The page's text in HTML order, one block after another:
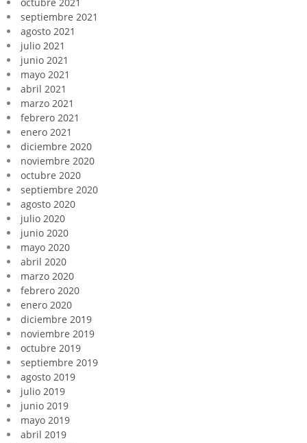
septiembre 2021
agosto 2021
julio 2021
junio 2021
mayo 2021
abril 2021
marzo 2021
febrero 2021
enero 2021
diciembre 2020
noviembre 2020
octubre 2020
septiembre 2020
agosto 2020
julio 2020
junio 2020
mayo 2020
abril 2020
marzo 2020
febrero 2020
enero 2020
diciembre 2019
noviembre 2019
octubre 2019
septiembre 2019
agosto 2019
julio 2019
junio 2019
mayo 2019
abril 2019